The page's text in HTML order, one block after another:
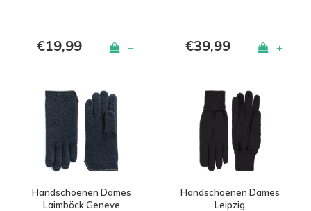
€19,99 + €39,99 +
Handschoenen Dames
Laimböck Geneve
Handschoenen Dames
Leipzig